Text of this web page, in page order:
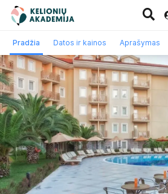
Paskutinė
minutė
Pažintinės
kelionės
Pradžia Datos ir kainos Aprašymas